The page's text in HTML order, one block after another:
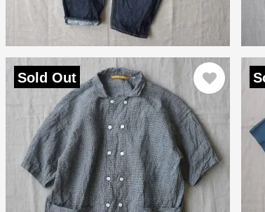
Sold Out